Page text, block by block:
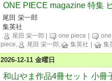
ONE PIECE magazine 特集
尾田 栄一郎
集英社
尾田 栄一郎 one piece
piece,
尾田 栄一郎, 集英社 集
2026-12-11 金曜日
和山やま作品4冊セット 小冊